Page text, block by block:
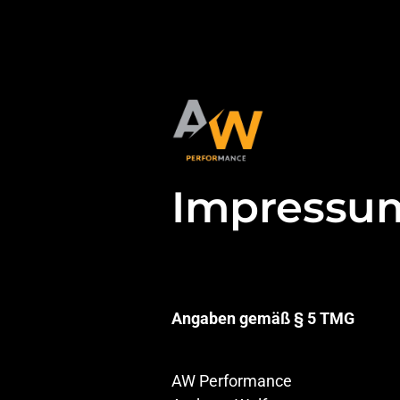
Angaben gemäß § 5 TMG
AW Performance